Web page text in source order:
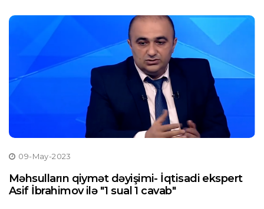
09-May-2023
Məhsulların qiymət dəyişimi- İqtisadi ekspert
Asif İbrahimov ilə "1 sual 1 cavab"